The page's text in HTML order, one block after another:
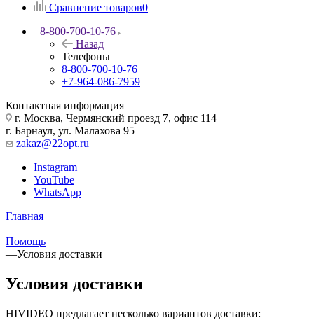
Сравнение товаров0
8-800-700-10-76
Назад
Телефоны
8-800-700-10-76
+7-964-086-7959
Контактная информация
г. Москва, Чермянский проезд 7, офис 114
г. Барнаул, ул. Малахова 95
zakaz@22opt.ru
Instagram
YouTube
WhatsApp
Главная
—
Помощь
—Условия доставки
Условия доставки
HIVIDEO предлагает несколько вариантов доставки: